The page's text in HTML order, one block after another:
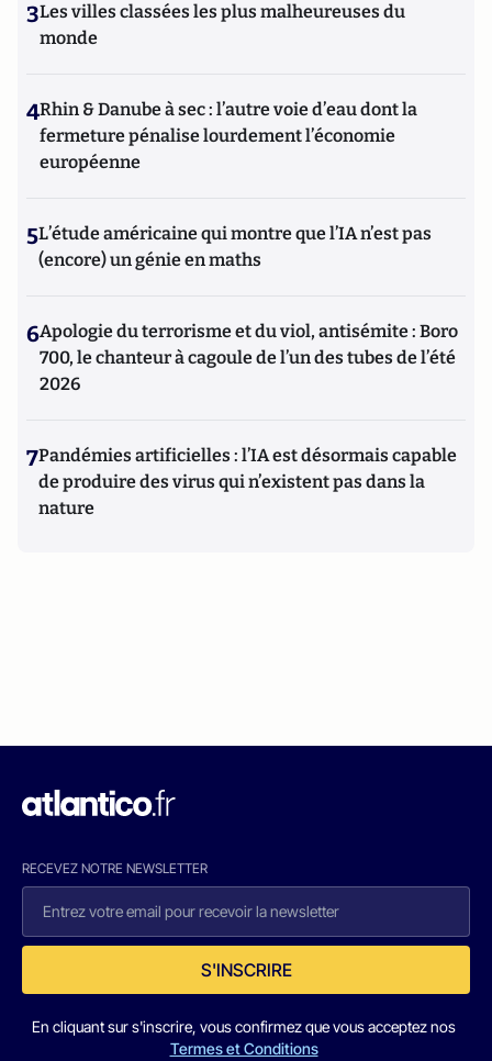
3Les villes classées les plus malheureuses du
monde
4Rhin & Danube à sec : l’autre voie d’eau dont la
fermeture pénalise lourdement l’économie
européenne
5L’étude américaine qui montre que l’IA n’est pas
(encore) un génie en maths
6Apologie du terrorisme et du viol, antisémite : Boro
700, le chanteur à cagoule de l’un des tubes de l’été
2026
7Pandémies artificielles : l’IA est désormais capable
de produire des virus qui n’existent pas dans la
nature
RECEVEZ NOTRE NEWSLETTER
S'INSCRIRE
En cliquant sur s'inscrire, vous confirmez que vous acceptez nos
Termes et Conditions